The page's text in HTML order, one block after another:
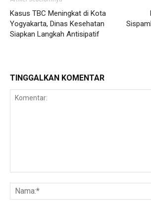
Kasus TBC Meningkat di Kota
Yogyakarta, Dinas Kesehatan
Siapkan Langkah Antisipatif
TINGGALKAN KOMENTAR